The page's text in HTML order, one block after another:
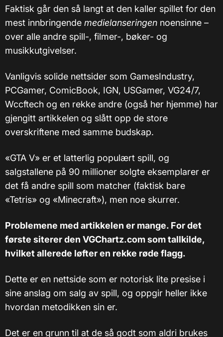
Faktisk går den så langt at den kaller spillet for den
mest innbringende medielanseringen noensinne –
over alle andre spill-, filmer-, bøker- og
musikkutgivelser.
Vanligvis solide nettsider som GamesIndustry,
PCGamer, ComicBook, IGN, USGamer, VG24/7,
Wccftech og en rekke andre (også her hjemme) har
gjengitt artikkelen og slått opp de store
overskriftene med samme budskap.
«GTA V» er et latterlig populært spill, og
salgstallene på 90 millioner solgte eksemplarer er
det få andre spill som matcher (faktisk bare
«Tetris» og «Minecraft»), men noe skurrer.
Problemene med artikkelen er mange. For det
første siterer den VGChartz.com som tallkilde,
hvilket allerede løfter en rekke røde flagg.
Dette er en nettside som er notorisk lite presise i
sine anslag om salg av spill, og oppgir heller ikke
hvordan metodikken sin er.
Det er en grunn til at de så godt som aldri brukes